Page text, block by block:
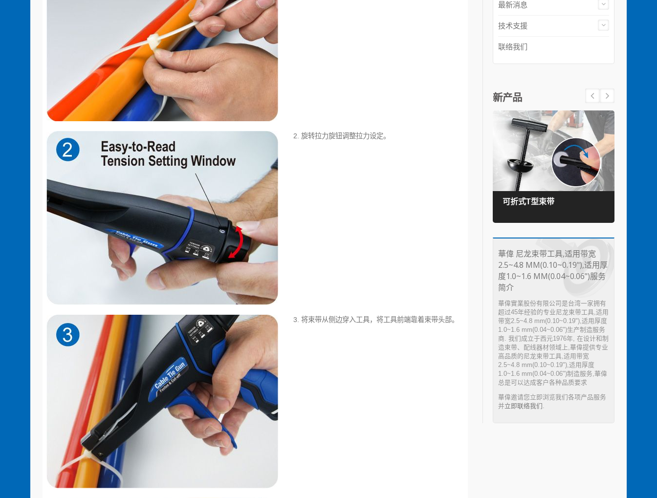
2. 旋转拉力旋钮调整拉力设定。
3. 将束带从侧边穿入工具，将工具前端靠着束带头部。
最新消息
技术支援
联络我们
新产品
可折式T型束带
華偉 尼龙束带工具,适用带宽
2.5~4.8 MM(0.10~0.19"),适用厚
度1.0~1.6 MM(0.04~0.06")服务
简介
華偉實業股份有限公司是台湾一家拥有
超过45年经验的专业尼龙束带工具,适用
带宽2.5~4.8 mm(0.10~0.19"),适用厚度
1.0~1.6 mm(0.04~0.06")生产制造服务
商. 我们成立于西元1976年, 在设计和制
造束带、配线器材领域上,華偉提供专业
高品质的尼龙束带工具,适用带宽
2.5~4.8 mm(0.10~0.19"),适用厚度
1.0~1.6 mm(0.04~0.06")制造服务,華偉
总是可以达成客户各种品质要求
華偉邀请您立即浏览我们各项产品服务
并立即联络我们 .